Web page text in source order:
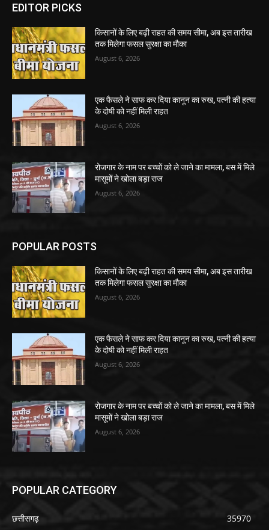
EDITOR PICKS
किसानों के लिए बढ़ी राहत की समय सीमा, अब इस तारीख
तक मिलेगा फसल सुरक्षा का मौका
August 6, 2026
एक फैसले ने साफ कर दिया कानून का रुख, पत्नी की हत्या
के दोषी को नहीं मिली राहत
August 6, 2026
रोजगार के नाम पर बच्चों को ले जाने का मामला, बस में मिले
मासूमों ने खोला बड़ा राज
August 6, 2026
POPULAR POSTS
किसानों के लिए बढ़ी राहत की समय सीमा, अब इस तारीख
तक मिलेगा फसल सुरक्षा का मौका
August 6, 2026
एक फैसले ने साफ कर दिया कानून का रुख, पत्नी की हत्या
के दोषी को नहीं मिली राहत
August 6, 2026
रोजगार के नाम पर बच्चों को ले जाने का मामला, बस में मिले
मासूमों ने खोला बड़ा राज
August 6, 2026
POPULAR CATEGORY
छत्तीसगढ़
35970